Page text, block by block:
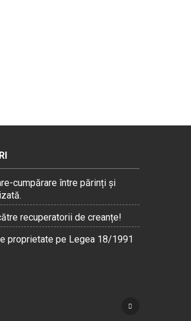
cumpărare între părinți și
recuperatorii de creanțe!
proprietate pe Legea 18/1991